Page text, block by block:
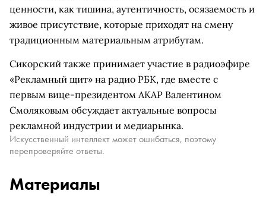
ценности, как тишина, аутентичность, осязаемость и
живое присутствие, которые приходят на смену
традиционным материальным атрибутам.
Сикорский также принимает участие в радиоэфире
«Рекламный щит» на радио РБК, где вместе с
первым вице-президентом АКАР Валентином
Смоляковым обсуждает актуальные вопросы
рекламной индустрии и медиарынка.
Искусственный интеллект может ошибаться, поэтому
перепроверяйте ответы.
Материалы